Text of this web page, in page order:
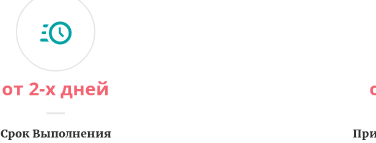
от 2-х дней
Срок Выполнения